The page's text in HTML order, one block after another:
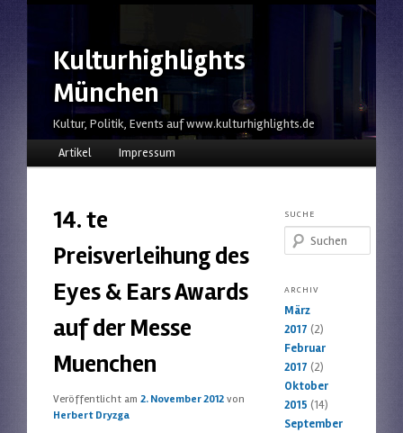
Kulturhighlights
München
Kultur, Politik, Events auf www.kulturhighlights.de
HauptmenüZum Inhalt wechseln
Zum sekundären Inhalt wechseln
Artikel Impressum
14. te
Preisverleihung des
Eyes & Ears Awards
auf der Messe
Muenchen
Veröffentlicht am2. November 2012 von
Herbert Dryzga
SUCHE
Suchen
ARCHIV
März
2017 (2)
Februar
2017 (2)
Oktober
2015 (14)
September